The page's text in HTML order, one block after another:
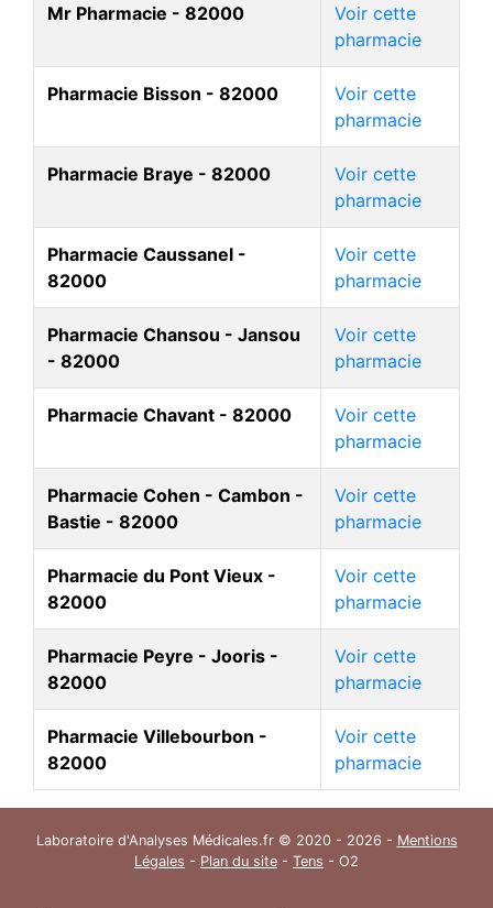
Mr Pharmacie - 82000
Voir cette
pharmacie
Pharmacie Bisson - 82000
Voir cette
pharmacie
Pharmacie Braye - 82000
Voir cette
pharmacie
Pharmacie Caussanel -
82000
Voir cette
pharmacie
Pharmacie Chansou - Jansou
- 82000
Voir cette
pharmacie
Pharmacie Chavant - 82000
Voir cette
pharmacie
Pharmacie Cohen - Cambon -
Bastie - 82000
Voir cette
pharmacie
Pharmacie du Pont Vieux -
82000
Voir cette
pharmacie
Pharmacie Peyre - Jooris -
82000
Voir cette
pharmacie
Pharmacie Villebourbon -
82000
Voir cette
pharmacie
Laboratoire d'Analyses Médicales.fr © 2020 - 2026 - Mentions
Légales - Plan du site - Tens - O2